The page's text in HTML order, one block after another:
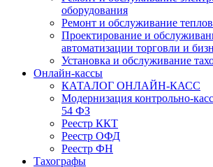
оборудования
Ремонт и обслуживание
Проектирование и
автоматизации торговли и
Установка и обслуживание
Онлайн-кассы
КАТАЛОГ ОНЛАЙН-КАСС
Модернизация контрольно-
54 ФЗ
Реестр ККТ
Реестр ОФД
Реестр ФН
Тахографы